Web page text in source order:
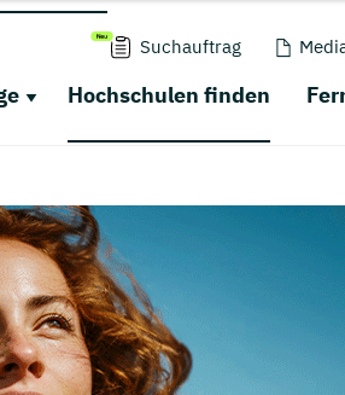
Suchauftrag
Hochschulen finden